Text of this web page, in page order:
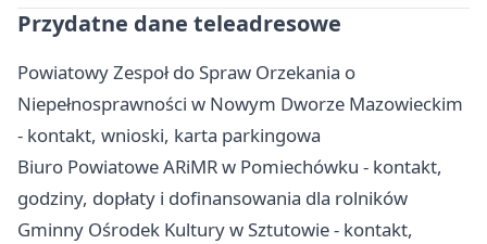
Przydatne dane teleadresowe
Powiatowy Zespoł do Spraw Orzekania o
Niepełnosprawności w Nowym Dworze Mazowieckim
- kontakt, wnioski, karta parkingowa
Biuro Powiatowe ARiMR w Pomiechówku - kontakt,
godziny, dopłaty i dofinansowania dla rolników
Gminny Ośrodek Kultury w Sztutowie - kontakt,